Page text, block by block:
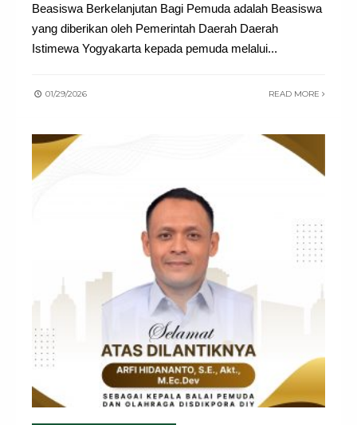
Beasiswa Berkelanjutan Bagi Pemuda adalah Beasiswa
yang diberikan oleh Pemerintah Daerah Daerah
Istimewa Yogyakarta kepada pemuda melalui...
01/29/2026 READ MORE